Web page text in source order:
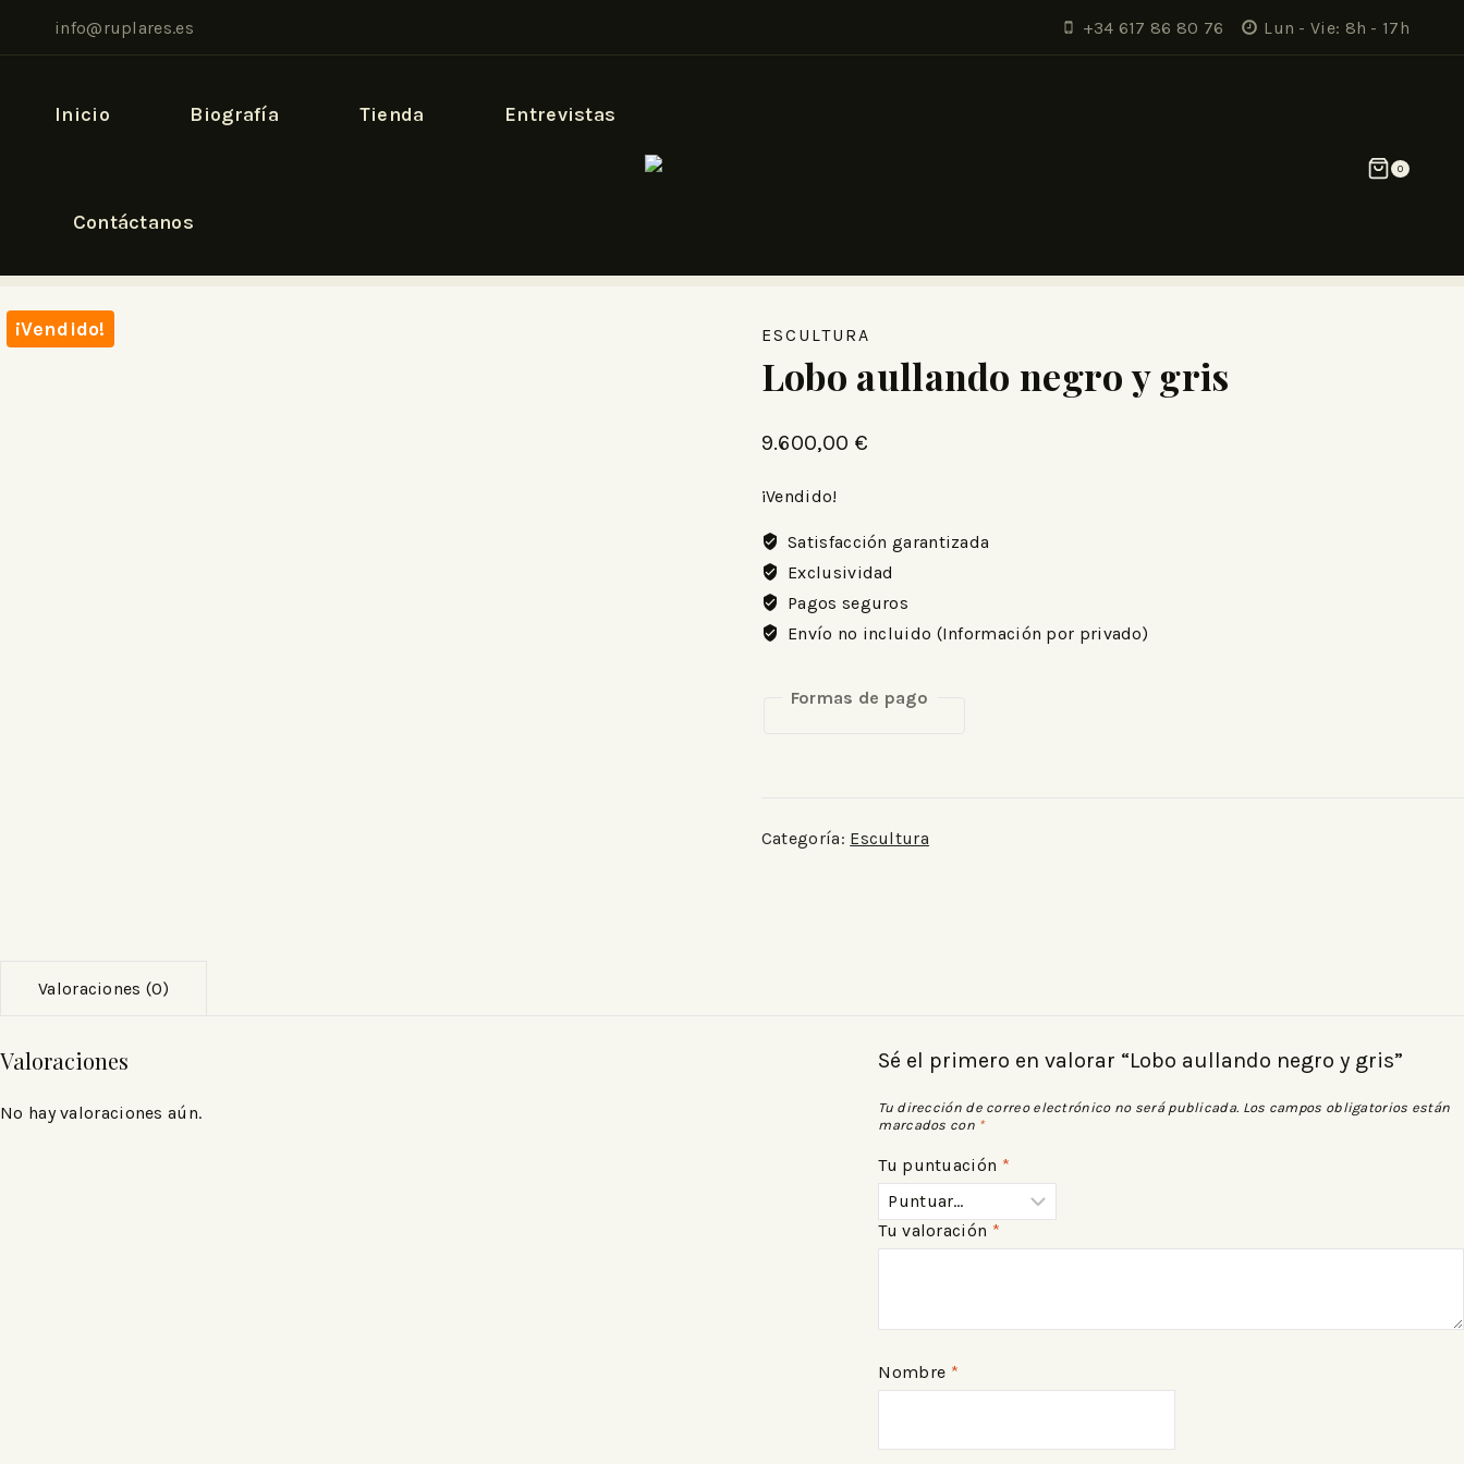
info@ruplares.es +34 617 86 80 76 Lun - Vie: 8h - 17h
Inicio Biografía Tienda Entrevistas
Contáctanos
0
¡Vendido! ESCULTURA
Lobo aullando negro y gris
9.600,00 €
¡Vendido!
Satisfacción garantizada
Exclusividad
Pagos seguros
Envío no incluido (Información por privado)
Formas de pago
Categoría: Escultura
Valoraciones (0)
Valoraciones
No hay valoraciones aún.
Sé el primero en valorar “Lobo aullando negro y gris”
Tu dirección de correo electrónico no será publicada. Los campos obligatorios están
marcados con *
Tu puntuación *
Tu valoración *
Nombre *